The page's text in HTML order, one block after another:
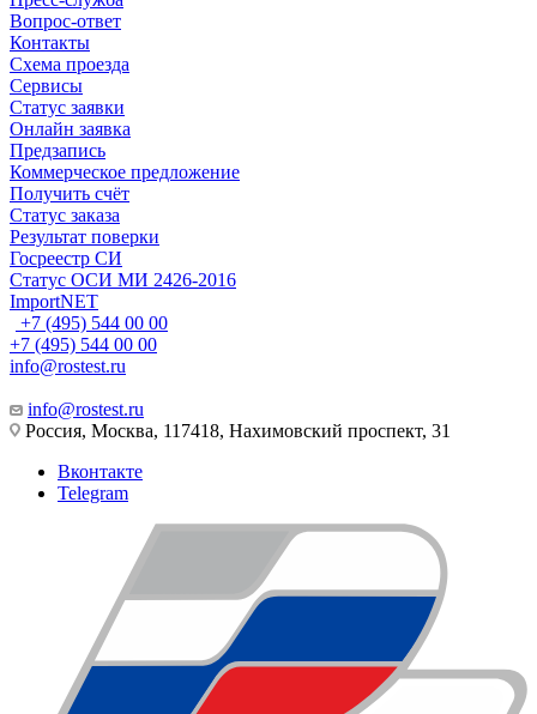
Вопрос-ответ
Контакты
Схема проезда
Сервисы
Статус заявки
Онлайн заявка
Предзапись
Коммерческое предложение
Получить счёт
Статус заказа
Результат поверки
Госреестр СИ
Статус ОСИ МИ 2426-2016
ImportNET
+7 (495) 544 00 00
+7 (495) 544 00 00
info@rostest.ru
info@rostest.ru
Россия, Москва, 117418, Нахимовский проспект, 31
Вконтакте
Telegram